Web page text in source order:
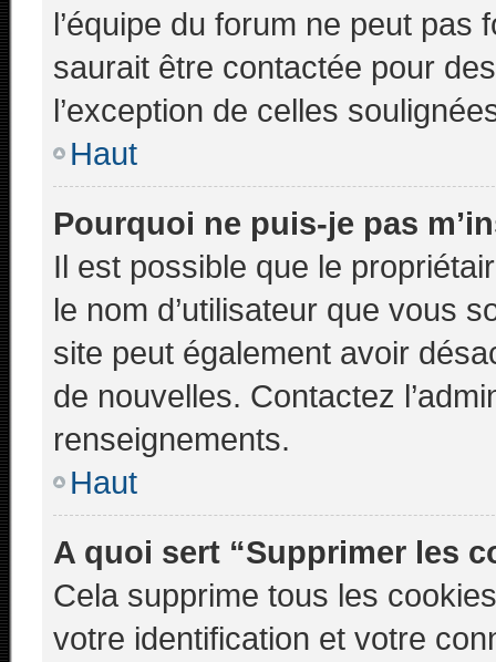
l’équipe du forum ne peut
saurait être contactée pour
l’exception de celles
Haut
Pourquoi ne puis-je pas
Il est possible que le
le nom d’utilisateur que vous
site peut également avoir
de nouvelles. Contactez
renseignements.
Haut
A quoi sert “Supprimer les
Cela supprime tous les
votre identification et votre